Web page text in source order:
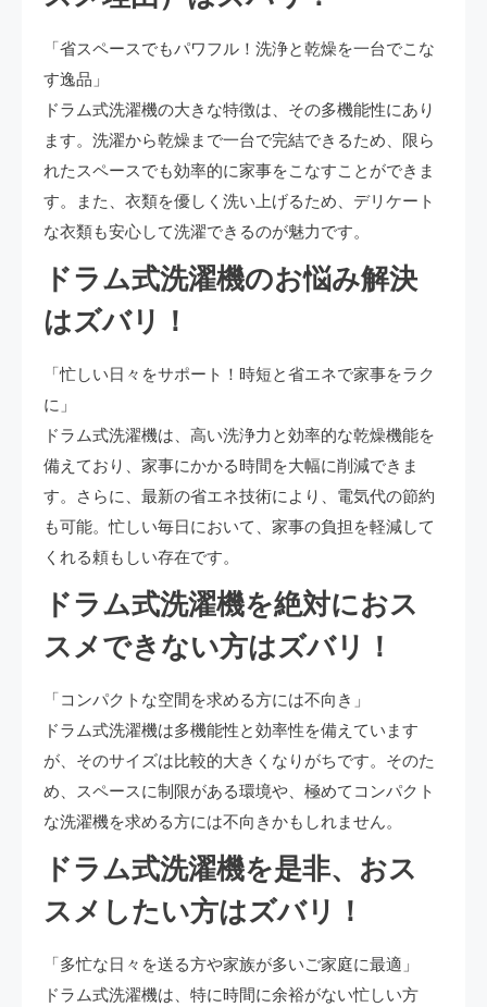
「省スペースでもパワフル！洗浄と乾燥を一台でこな
す逸品」
ドラム式洗濯機の大きな特徴は、その多機能性にあり
ます。洗濯から乾燥まで一台で完結できるため、限ら
れたスペースでも効率的に家事をこなすことができま
す。また、衣類を優しく洗い上げるため、デリケート
な衣類も安心して洗濯できるのが魅力です。
ドラム式洗濯機のお悩み解決
はズバリ！
「忙しい日々をサポート！時短と省エネで家事をラク
に」
ドラム式洗濯機は、高い洗浄力と効率的な乾燥機能を
備えており、家事にかかる時間を大幅に削減できま
す。さらに、最新の省エネ技術により、電気代の節約
も可能。忙しい毎日において、家事の負担を軽減して
くれる頼もしい存在です。
ドラム式洗濯機を絶対におス
スメできない方はズバリ！
「コンパクトな空間を求める方には不向き」
ドラム式洗濯機は多機能性と効率性を備えています
が、そのサイズは比較的大きくなりがちです。そのた
め、スペースに制限がある環境や、極めてコンパクト
な洗濯機を求める方には不向きかもしれません。
ドラム式洗濯機を是非、おス
スメしたい方はズバリ！
「多忙な日々を送る方や家族が多いご家庭に最適」
ドラム式洗濯機は、特に時間に余裕がない忙しい方